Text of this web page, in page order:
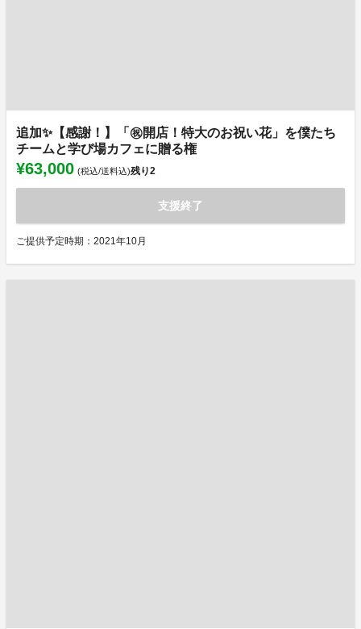
追加✨【感謝！】「㊗️開店！特大のお祝い花」を僕たち
チームと学び場カフェに贈る権
¥63,000 (税込/送料込)残り2
支援終了
ご提供予定時期：2021年10月